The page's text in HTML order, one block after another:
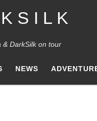
S I L K
& DarkSilk on tour
NEWS